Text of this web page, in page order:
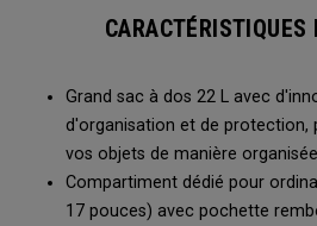
CARACTÉRISTIQUES
Grand sac à dos 22 L avec
d'organisation et de protection,
vos objets de manière
Compartiment dédié pour
17 pouces) avec pochette